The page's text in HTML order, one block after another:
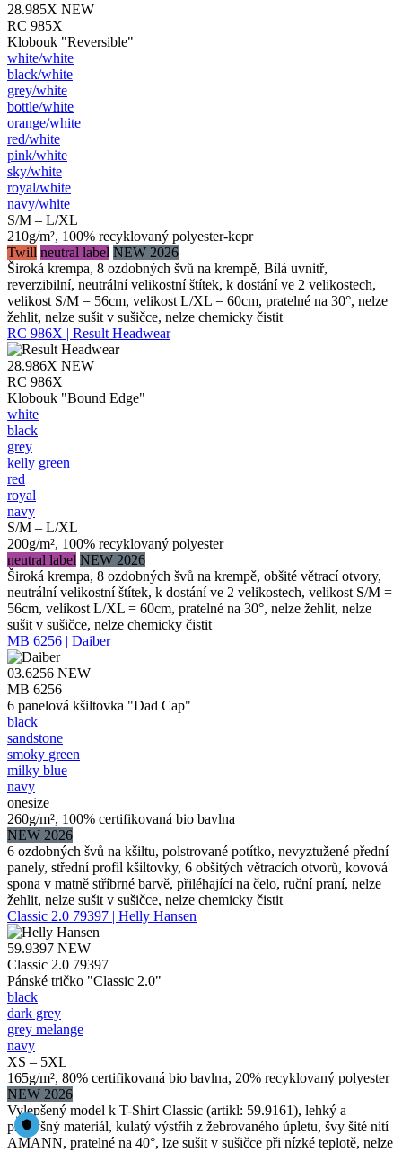
28.985X NEW
RC 985X
Klobouk "Reversible"
white/​white
black/​white
grey/​white
bottle/​white
orange/​white
red/​white
pink/​white
sky/​white
royal/​white
navy/​white
S/M – L/XL
210g/m², 100% recyklovaný polyester-kepr
Twill neutral label NEW 2026
Široká krempa, 8 ozdobných švů na krempě, Bílá uvnitř,
reverzibilní, neutrální velikostní štítek, k dostání ve 2 velikostech,
velikost S/M = 56cm, velikost L/XL = 60cm, pratelné na 30°, nelze
žehlit, nelze sušit v sušičce, nelze chemicky čistit
RC 986X | Result Headwear
28.986X NEW
RC 986X
Klobouk "Bound Edge"
white
black
grey
kelly green
red
royal
navy
S/M – L/XL
200g/m², 100% recyklovaný polyester
neutral label NEW 2026
Široká krempa, 8 ozdobných švů na krempě, obšité větrací otvory,
neutrální velikostní štítek, k dostání ve 2 velikostech, velikost S/M =
56cm, velikost L/XL = 60cm, pratelné na 30°, nelze žehlit, nelze
sušit v sušičce, nelze chemicky čistit
MB 6256 | Daiber
03.6256 NEW
MB 6256
6 panelová kšiltovka "Dad Cap"
black
sandstone
smoky green
milky blue
navy
onesize
260g/m², 100% certifikovaná bio bavlna
NEW 2026
6 ozdobných švů na kšiltu, polstrované potítko, nevyztužené přední
panely, střední profil kšiltovky, 6 obšitých větracích otvorů, kovová
spona v matně stříbrné barvě, přiléhající na čelo, ruční praní, nelze
žehlit, nelze sušit v sušičce, nelze chemicky čistit
Classic 2.0 79397 | Helly Hansen
59.9397 NEW
Classic 2.0 79397
Pánské tričko "Classic 2.0"
black
dark grey
grey melange
navy
XS – 5XL
165g/m², 80% certifikovaná bio bavlna, 20% recyklovaný polyester
NEW 2026
Vylepšený model k T-Shirt Classic (artikl: 59.9161), lehký a
prodyšný materiál, kulatý výstřih z žebrovaného úpletu, švy šité nití
AMANN, pratelné na 40°, lze sušit v sušičce při nízké teplotě, nelze